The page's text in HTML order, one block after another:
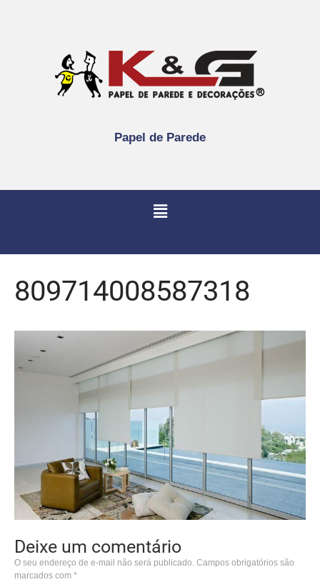
Papel de Parede
809714008587318
Deixe um comentário
O seu endereço de e-mail não será publicado. Campos obrigatórios são
marcados com *